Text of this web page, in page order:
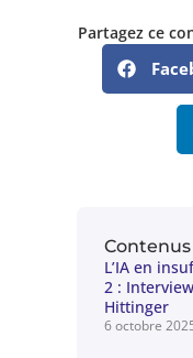
Partagez ce
L’IA en
2 :
Hittinger
6 octobre